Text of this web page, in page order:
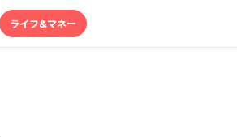
ライフ&マネー